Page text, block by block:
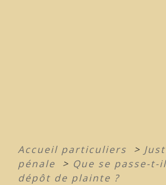
Accueil particuliers >
pénale
> Que se passe-t-
dépôt de plainte ?